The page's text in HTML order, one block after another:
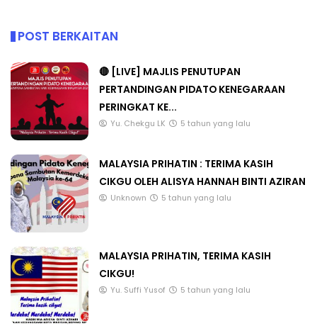
POST BERKAITAN
🔴 [LIVE] MAJLIS PENUTUPAN
PERTANDINGAN PIDATO KENEGARAAN
PERINGKAT KE...
Yu. Chekgu LK 5 tahun yang lalu
MALAYSIA PRIHATIN : TERIMA KASIH
CIKGU OLEH ALISYA HANNAH BINTI AZIRAN
Unknown 5 tahun yang lalu
MALAYSIA PRIHATIN, TERIMA KASIH
CIKGU!
Yu. Suffi Yusof 5 tahun yang lalu